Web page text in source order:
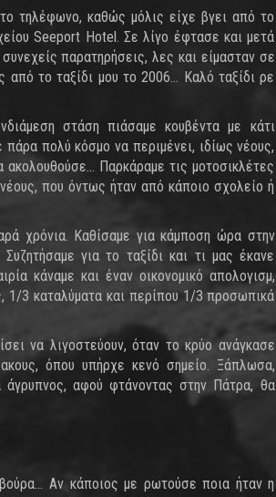
τηλέφωνο, καθώς μόλις είχε βγει από το
Seeport Hotel. Σε λίγο έφτασε και μετά
παρατηρήσεις, λες και είμασταν σε
από το ταξίδι μου το 2006... Καλό ταξίδι ρε
στάση πιάσαμε κουβέντα με κάτι
πολύ κόσμο να περιμένει, ιδίως νέους,
Παρκάραμε τις μοτοσικλέτες
που όντως ήταν από κάποιο σχολείο ή
χρόνια. Καθίσαμε για κάμποση ώρα στην
για το ταξίδι και τι μας έκανε
κάναμε και έναν οικονομικό απολογισμ,
1/3 καταλύματα και περίπου 1/3 προσωπικά
να λιγοστεύουν, όταν το κρύο ανάγκασε
όπου υπήρχε κενό σημείο. Ξάπλωσα,
αφού φτάνοντας στην Πάτρα, θα
Αν κάποιος με ρωτούσε ποια ήταν η